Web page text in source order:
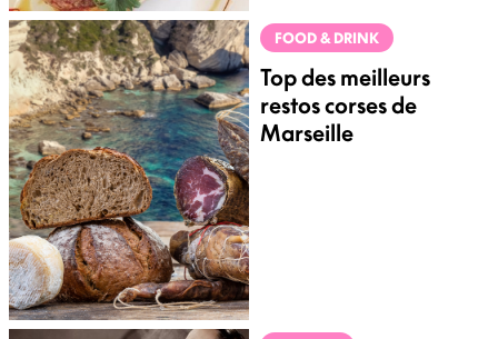
FOOD & DRINK
Top des meilleurs
restos corses de
Marseille